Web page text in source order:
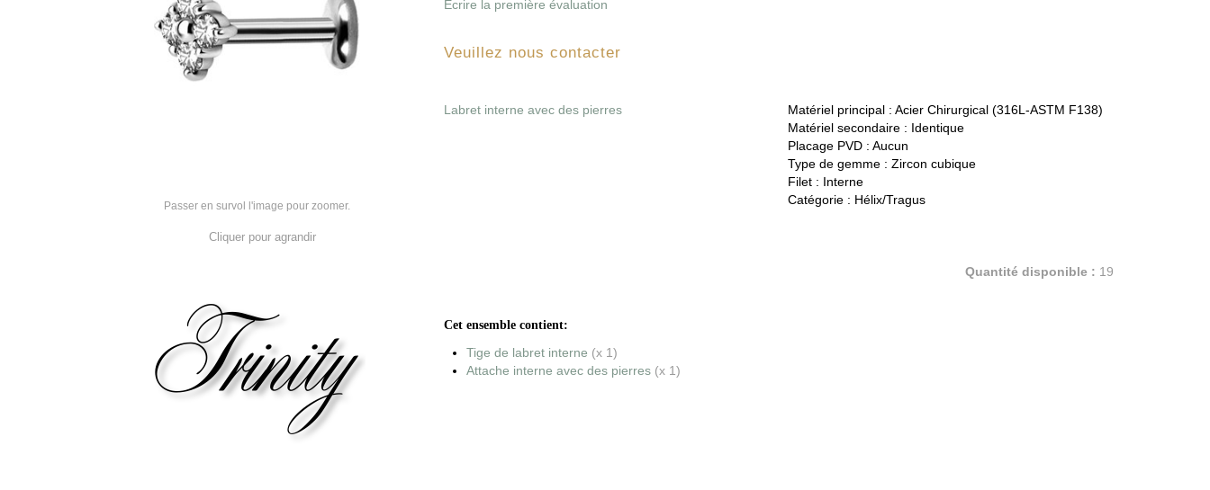
Passer en survol l'image pour zoomer.
Cliquer pour agrandir
Écrire la première évaluation
Veuillez nous contacter
Labret interne avec des pierres Matériel principal : Acier Chirurgical (316L-ASTM F138)
Matériel secondaire : Identique
Placage PVD : Aucun
Type de gemme : Zircon cubique
Filet : Interne
Catégorie : Hélix/Tragus
Quantité disponible : 19
Cet ensemble contient:
Tige de labret interne (x 1)
Attache interne avec des pierres (x 1)